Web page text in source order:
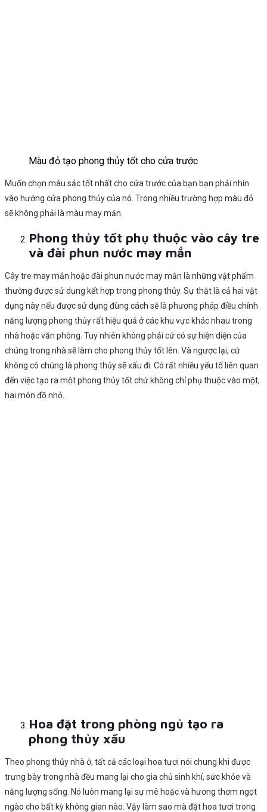
Màu đỏ tạo phong thủy tốt cho cửa trước
Muốn chọn màu sắc tốt nhất cho cửa trước của bạn bạn phải nhìn
vào hướng cửa phong thủy của nó. Trong nhiều trường hợp màu đỏ
sẽ không phải là màu may mắn.
Phong thủy tốt phụ thuộc vào cây tre
và đài phun nước may mắn
Cây tre may mắn hoặc đài phun nước may mắn là những vật phẩm
thường được sử dụng kết hợp trong phong thủy. Sự thật là cả hai vật
dụng này nếu được sử dụng đùng cách sẽ là phương pháp điều chỉnh
năng lượng phong thủy rất hiệu quả ở các khu vực khác nhau trong
nhà hoặc văn phòng. Tuy nhiên không phải cứ có sự hiện diện của
chúng trong nhà sẽ làm cho phong thủy tốt lên. Và ngược lại, cứ
không có chúng là phong thủy sẽ xấu đi. Có rất nhiều yếu tố liên quan
đến việc tạo ra một phong thủy tốt chứ không chỉ phụ thuộc vào một,
hai món đồ nhỏ.
Hoa đặt trong phòng ngủ tạo ra
phong thủy xấu
Theo phong thủy nhà ở, tất cả các loại hoa tươi nói chung khi được
trưng bày trong nhà đều mang lại cho gia chủ sinh khí, sức khỏe và
năng lượng sống. Nó luôn mang lại sự mê hoặc và hương thơm ngọt
ngào cho bất kỳ không gian nào. Vậy làm sao mà đặt hoa tươi trong